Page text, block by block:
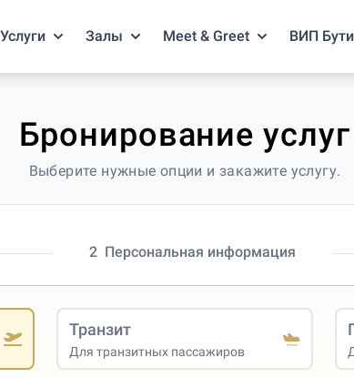
Залы Meet & Greet ВИП
Бронирование услуг
Выберите нужные опции и закажите услугу.
2 Персональная информация
Транзит
Для транзитных пассажиров